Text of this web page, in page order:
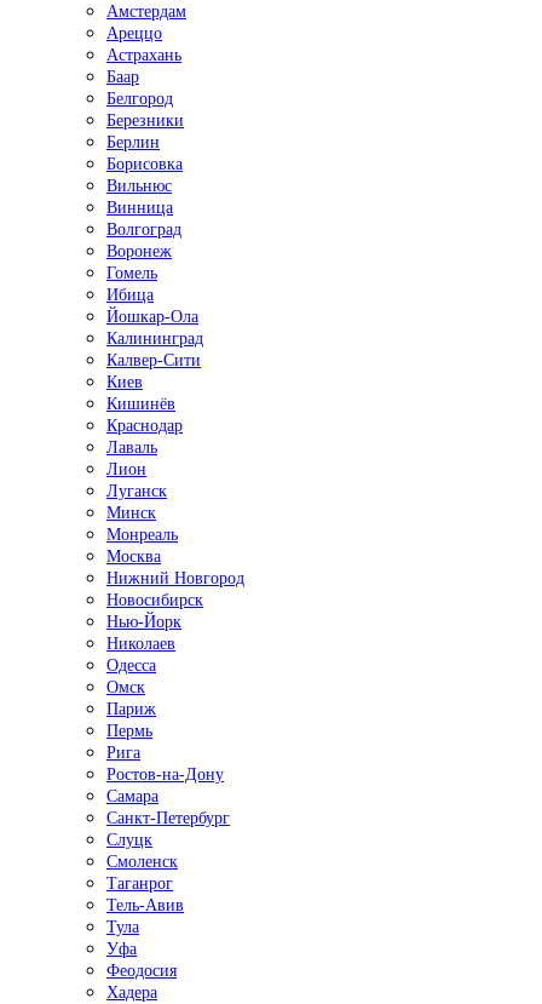
Амстердам
Ареццо
Астрахань
Баар
Белгород
Березники
Берлин
Борисовка
Вильнюс
Винница
Волгоград
Воронеж
Гомель
Ибица
Йошкар-Ола
Калининград
Калвер-Сити
Киев
Кишинёв
Краснодар
Лаваль
Лион
Луганск
Минск
Монреаль
Москва
Нижний Новгород
Новосибирск
Нью-Йорк
Николаев
Одесса
Омск
Париж
Пермь
Рига
Ростов-на-Дону
Самара
Санкт-Петербург
Слуцк
Смоленск
Таганрог
Тель-Авив
Тула
Уфа
Феодосия
Хадера